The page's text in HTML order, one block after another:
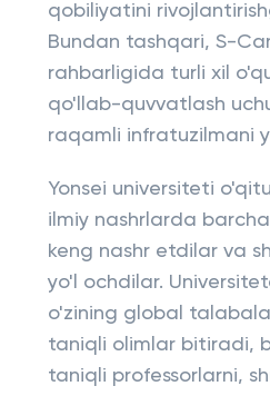
qobiliyatini
Bundan tashqari, S-
rahbarligida turli xil
qo'llab-quvvatlash
raqamli infratuzilmani
Yonsei universiteti
ilmiy nashrlarda
keng nashr etdilar va
yo'l ochdilar.
o'zining global
taniqli olimlar bitiradi,
taniqli professorlarni,